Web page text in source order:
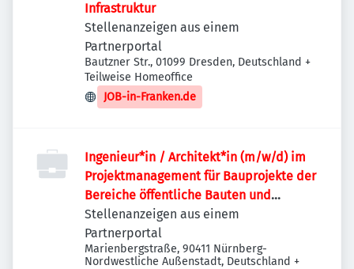
Infrastruktur
Stellenanzeigen aus einem
Partnerportal
Bautzner Str., 01099 Dresden, Deutschland +
Teilweise Homeoffice
JOB-in-Franken.de
Ingenieur*in / Architekt*in (m/w/d) im
Projektmanagement für Bauprojekte der
Bereiche öffentliche Bauten und
Industriebauten / Infrastruktur
Stellenanzeigen aus einem
Partnerportal
Marienbergstraße, 90411 Nürnberg-
Nordwestliche Außenstadt, Deutschland +